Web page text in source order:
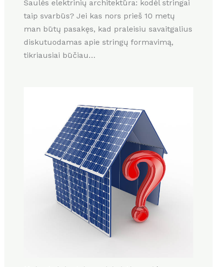
Saulės elektrinių architektūra: kodėl stringai
taip svarbūs? Jei kas nors prieš 10 metų
man būtų pasakęs, kad praleisiu savaitgalius
diskutuodamas apie stringų formavimą,
tikriausiai būčiau…